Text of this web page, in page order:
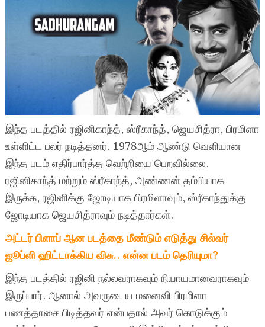
இந்த படத்தில் ரஜினிகாந்த், ஸ்ரீகாந்த், ஜெயசித்ரா, பிரமிளா
உள்ளிட்ட பலர் நடித்தனர். 1978ஆம் ஆண்டு வெளியான
இந்த படம் எதிர்பார்த்த வெற்றியை பெறவில்லை.
ரஜினிகாந்த் மற்றும் ஸ்ரீகாந்த், அண்ணன் தம்பியாக
இருக்க, ரஜினிக்கு ஜோடியாக பிரமிளாவும், ஸ்ரீகாந்துக்கு
ஜோடியாக ஜெயசித்ராவும் நடித்தார்கள்.
அட்டர் பிளாப் ஆன படத்தை மீண்டும் எடுத்து சில்வர்
ஜூப்ளி ஹிட்டாக்கிய விசு.. என்ன படம் தெரியுமா?
இந்த படத்தில் ரஜினி நல்லவராகவும் நியாயமானவராகவும்
இருப்பார். ஆனால் அவருடைய மனைவி பிரமிளா
பணத்தாசை பிடித்தவர் என்பதால் அவர் கொடுக்கும்